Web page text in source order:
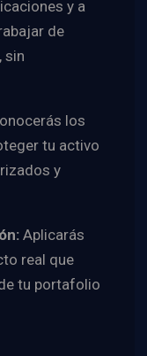
y a
de
sin
los
tu activo
y
Aplicarás
real que
tu portafolio